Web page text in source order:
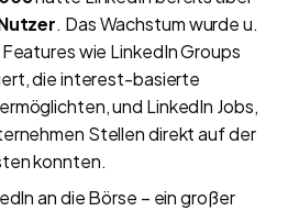
. Das Wachstum wurde u.
wie LinkedIn Groups
die interest-basierte
und LinkedIn Jobs,
Stellen direkt auf der
konnten.
an die Börse – ein großer